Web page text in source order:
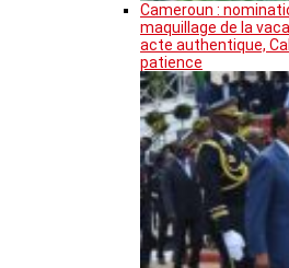
Cameroun :
maquillage de la
acte authentique,
patience